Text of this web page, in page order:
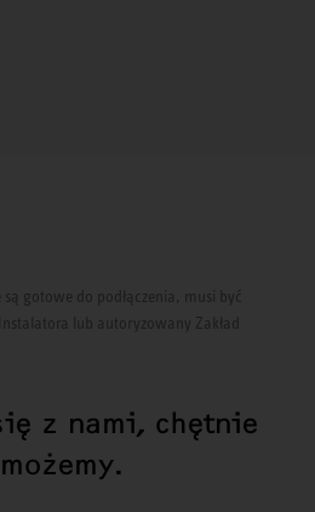
gotowe do podłączenia, musi być
lub autoryzowany Zakład
z nami, chętnie